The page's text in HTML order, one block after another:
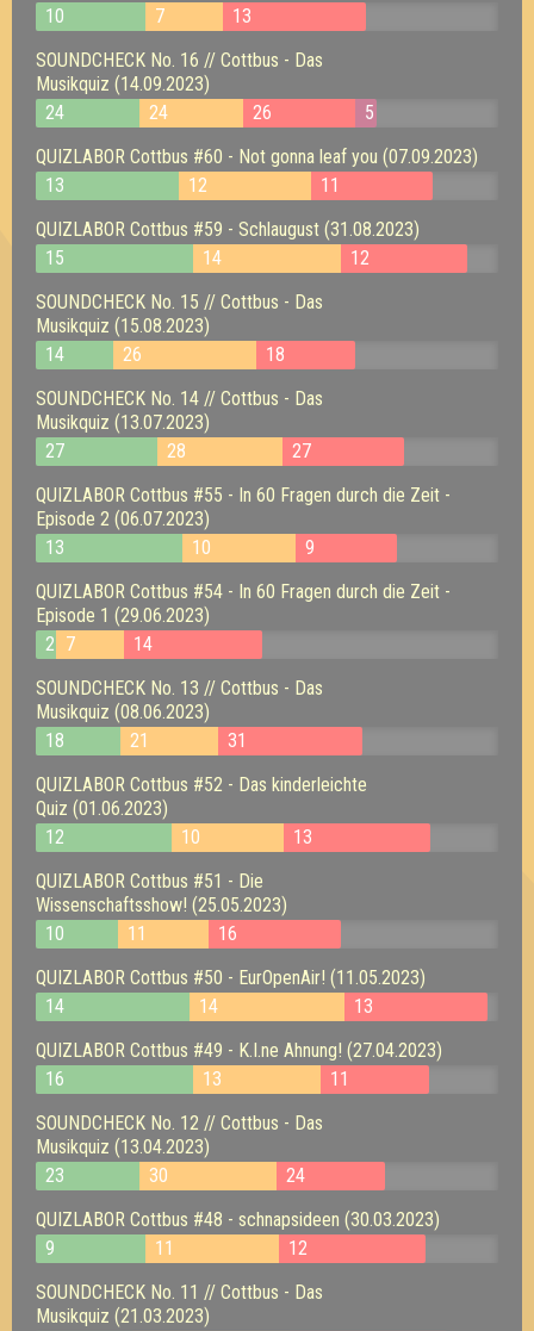
10
7
13
SOUNDCHECK No. 16 // Cottbus - Das
Musikquiz (14.09.2023)
24
24 26
5
QUIZLABOR Cottbus #60 - Not gonna leaf you (07.09.2023)
13
12
11
QUIZLABOR Cottbus #59 - Schlaugust (31.08.2023)
15
14
12
SOUNDCHECK No. 15 // Cottbus - Das
Musikquiz (15.08.2023)
14
26
18
SOUNDCHECK No. 14 // Cottbus - Das
Musikquiz (13.07.2023)
27
28
27
QUIZLABOR Cottbus #55 - In 60 Fragen durch die Zeit -
Episode 2 (06.07.2023)
13
10
9
QUIZLABOR Cottbus #54 - In 60 Fragen durch die Zeit -
Episode 1 (29.06.2023)
2 7
14
SOUNDCHECK No. 13 // Cottbus - Das
Musikquiz (08.06.2023)
18
21
31
QUIZLABOR Cottbus #52 - Das kinderleichte
Quiz (01.06.2023)
12
10
13
QUIZLABOR Cottbus #51 - Die
Wissenschaftsshow! (25.05.2023)
10
11
16
QUIZLABOR Cottbus #50 - EurOpenAir! (11.05.2023)
14
14
13
QUIZLABOR Cottbus #49 - K.I.ne Ahnung! (27.04.2023)
16
13
11
SOUNDCHECK No. 12 // Cottbus - Das
Musikquiz (13.04.2023)
23
30
24
QUIZLABOR Cottbus #48 - schnapsideen (30.03.2023)
9
11
12
SOUNDCHECK No. 11 // Cottbus - Das
Musikquiz (21.03.2023)